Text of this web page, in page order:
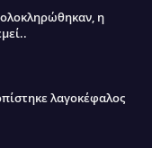
η
λαγοκέφαλος